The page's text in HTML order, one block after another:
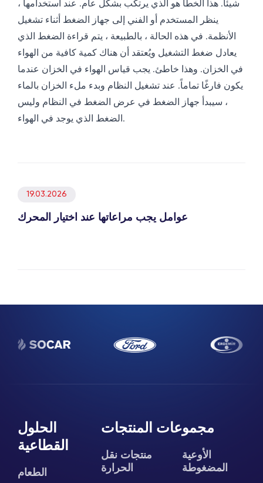
شيئا. هذا الخطأ هو الذي يرتكب بشكل عام. عند استخدامها ،
ينظر المستخدم أو الفني إلى جهاز الضغط أثناء تشغيل
الأنظمة. في هذه الحالة ، بالطبيعة ، يتم قراءة الضغط الذي
يعادل ضغط التشغيل ويُعتقد أن هناك كمية كافية من الهواء
في الخزان. وهذا خاطئ. يجب قياس الهواء في الخزان عندما
يكون فارغًا تماماً. عند تشغيل النظام وبدء ملء الخزان بالماء
، سيبدأ جهاز الضغط في عرض الضغط في النظام وليس
الضغط الذي يوجد في الهواء.
19.03.2026
عوامل يجب مراعاتها عند اختيار المحرك
الحلول
القطاعية
الطعام
مجموعات المنتجات
منتجات نقل
الحرارة
الأوعية
المضغوطة